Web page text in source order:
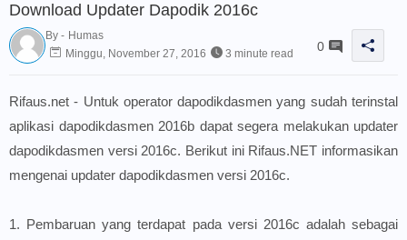
Download Updater Dapodik 2016c
By - Humas
Minggu, November 27, 2016
3 minute read 0
Rifaus.net - Untuk operator dapodikdasmen yang sudah terinstal
aplikasi dapodikdasmen 2016b dapat segera melakukan updater
dapodikdasmen versi 2016c. Berikut ini Rifaus.NET informasikan
mengenai updater dapodikdasmen versi 2016c.
1. Pembaruan yang terdapat pada versi 2016c adalah sebagai